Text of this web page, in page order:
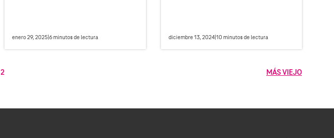
enero 29, 2025 6 minutos de lectura diciembre 13, 2024| 10 minutos de lectura
2 MÁS VIEJO